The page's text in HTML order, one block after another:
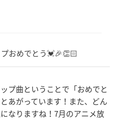
おめでとう💓🎉👏🏻
プ曲ということで「おめでと
あがっています！また、どん
なりますね！7月のアニメ放